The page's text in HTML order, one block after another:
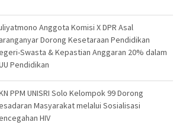
Anggota Komisi X DPR Asal
Dorong Kesetaraan Pendidikan
Swasta & Kepastian Anggaran 20% dalam
Pendidikan
PPM UNISRI Solo Kelompok 99 Dorong
Masyarakat melalui Sosialisasi
HIV